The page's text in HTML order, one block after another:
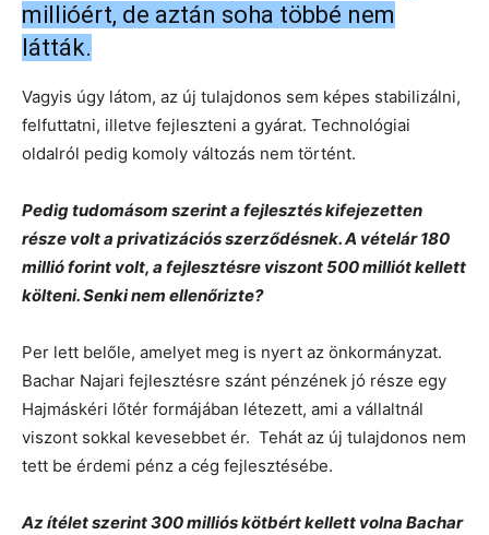
millióért, de aztán soha többé nem
látták.
Vagyis úgy látom, az új tulajdonos sem képes stabilizálni,
felfuttatni, illetve fejleszteni a gyárat. Technológiai
oldalról pedig komoly változás nem történt.
Pedig tudomásom szerint a fejlesztés kifejezetten
része volt a privatizációs szerződésnek. A vételár 180
millió forint volt, a fejlesztésre viszont 500 milliót kellett
költeni. Senki nem ellenőrizte?
Per lett belőle, amelyet meg is nyert az önkormányzat.
Bachar Najari fejlesztésre szánt pénzének jó része egy
Hajmáskéri lőtér formájában létezett, ami a vállaltnál
viszont sokkal kevesebbet ér. Tehát az új tulajdonos nem
tett be érdemi pénz a cég fejlesztésébe.
Az ítélet szerint 300 milliós kötbért kellett volna Bachar